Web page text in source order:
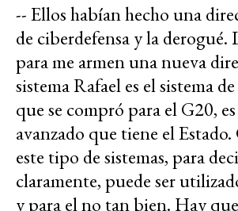
-- Ellos habían hecho una
de ciberdefensa y la derogué.
para me armen una nueva
sistema Rafael es el sistema
que se compró para el G20,
avanzado que tiene el
este tipo de sistemas, para
claramente, puede ser
y para el no tan bien. Hay